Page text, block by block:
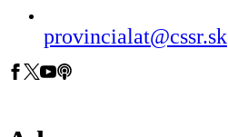
provincialat@cssr.sk